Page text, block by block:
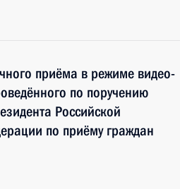
приёма в режиме видео-
по поручению
Российской
по приёму граждан